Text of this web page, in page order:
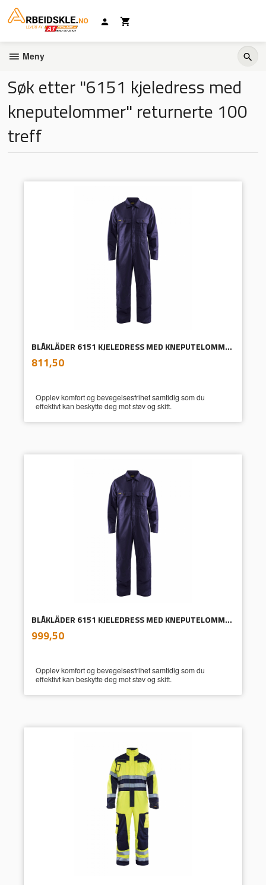
innholdet
Meny
Søk etter "6151 kjeledress med
kneputelommer" returnerte 100
treff
BLÅKLÄDER 6151 KJELEDRESS MED KNEPUTELOMMER
Pris
811,50mva.
Opplev komfort og bevegelsesfrihet samtidig som du
effektivt kan beskytte deg mot støv og skitt.
BLÅKLÄDER 6151 KJELEDRESS MED KNEPUTELOMMER
Pris
999,50mva.
Opplev komfort og bevegelsesfrihet samtidig som du
effektivt kan beskytte deg mot støv og skitt.